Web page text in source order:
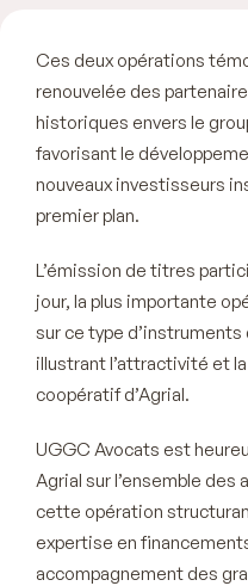
Ces deux opérations
renouvelée des
historiques envers le
favorisant le
nouveaux investisseurs
premier plan.
L’émission de titres
jour, la plus importante
sur ce type
illustrant l’attractivité et
coopératif d’Agrial.
UGGC Avocats est
Agrial sur l’ensemble
cette opération
expertise en
accompagnement des